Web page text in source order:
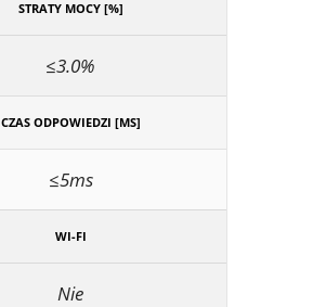
STRATY MOCY [%]
≤3.0%
CZAS ODPOWIEDZI [MS]
≤5ms
WI-FI
Nie